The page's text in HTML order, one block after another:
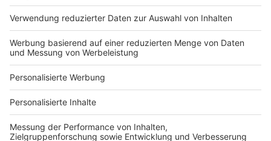
Hausanbieter-Suche
Bauprojekt-Profil
Für Unternehmen
Ihre Baufirma auf bauen.de
Kostenloses Infogespräch